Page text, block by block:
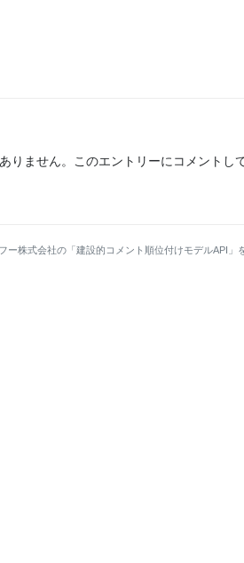
りません。 このエントリーにコメントし
ー株式会社の「建設的コメント順位付けモデルAPI」